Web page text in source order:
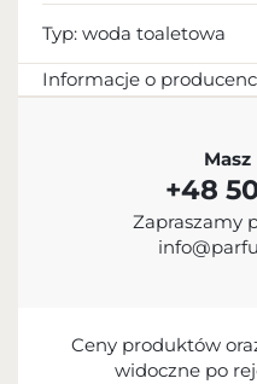
Typ: woda toaletowa
Informacje o
+33 1 47 48 68 00
contact@loreal.com
+48
Zapraszamy
Ceny produktów
widoczne po